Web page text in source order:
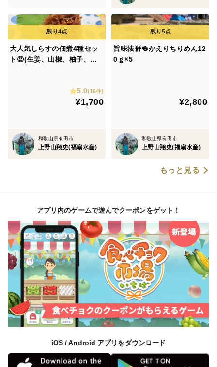
大人気しらすの佃煮4種セッ
ト😍(生姜、山椒、柚子、蜜
5.0(16件)
¥1,700
和歌山県有田市
上野山翔史(福扇水産)
旨味抜群🍻かえりちりめん12
0ｇ×5
¥2,800
和歌山県有田市
上野山翔史(福扇水産)
もっと見る
アプリ内のゲームで遊んでクーポンをゲット！
iOS / Android アプリをダウンロード